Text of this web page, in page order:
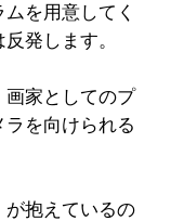
を用意してく
発します。
家としてのプ
を向けられる
抱えているの